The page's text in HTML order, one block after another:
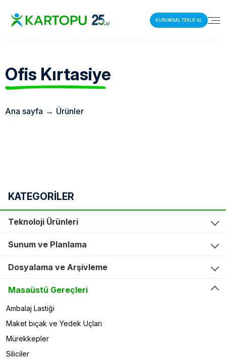
KURUMSAL TEKLİF AL
Ofis Kırtasiye
Ana sayfa → Ürünler
KATEGORİLER
Teknoloji Ürünleri
Sunum ve Planlama
Dosyalama ve Arşivleme
Masaüstü Gereçleri
Ambalaj Lastiği
Maket bıçak ve Yedek Uçları
Mürekkepler
Siliciler